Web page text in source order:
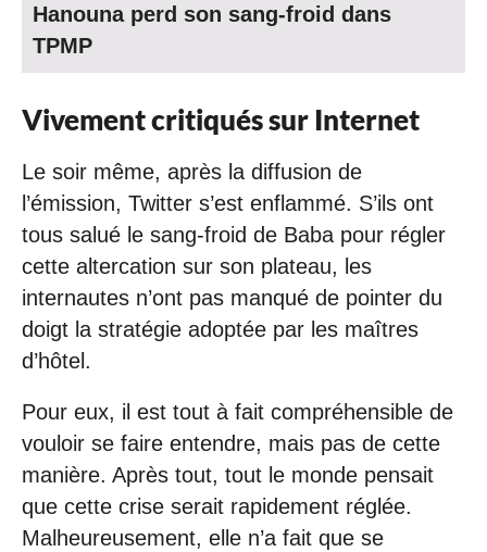
Hanouna perd son sang-froid dans
TPMP
Vivement critiqués sur Internet
Le soir même, après la diffusion de
l’émission, Twitter s’est enflammé. S’ils ont
tous salué le sang-froid de Baba pour régler
cette altercation sur son plateau, les
internautes n’ont pas manqué de pointer du
doigt la stratégie adoptée par les maîtres
d’hôtel.
Pour eux, il est tout à fait compréhensible de
vouloir se faire entendre, mais pas de cette
manière. Après tout, tout le monde pensait
que cette crise serait rapidement réglée.
Malheureusement, elle n’a fait que se